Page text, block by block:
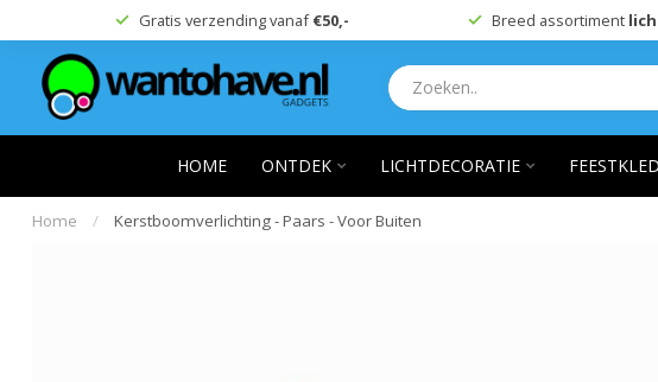
Gratis verzending vanaf€50,- Breed assortiment
HOME ONTDEK LICHTDECORATIE
Home / Kerstboomverlichting - Paars - Voor Buiten